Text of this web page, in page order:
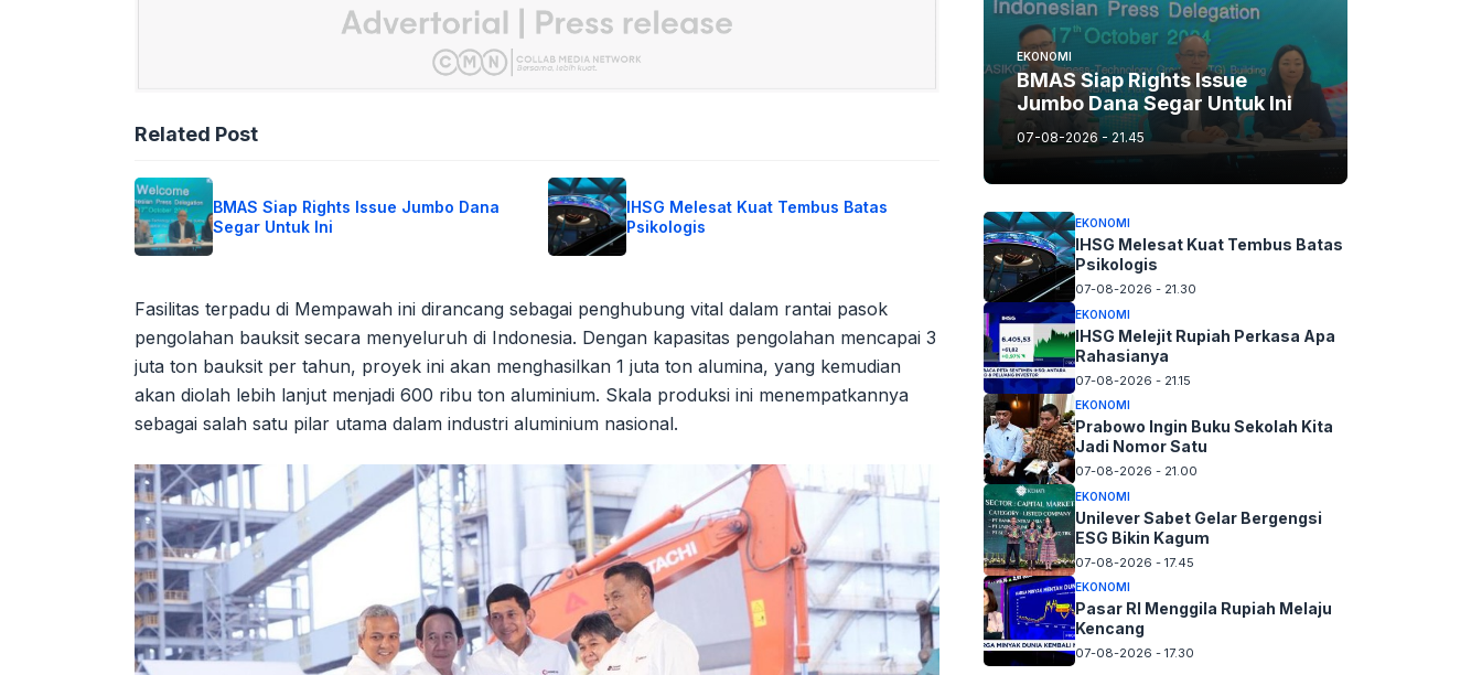
Related Post
BMAS Siap Rights Issue Jumbo Dana
Segar Untuk Ini
IHSG Melesat Kuat Tembus Batas
Psikologis
Fasilitas terpadu di Mempawah ini dirancang sebagai penghubung vital dalam rantai pasok
pengolahan bauksit secara menyeluruh di Indonesia. Dengan kapasitas pengolahan mencapai 3
juta ton bauksit per tahun, proyek ini akan menghasilkan 1 juta ton alumina, yang kemudian
akan diolah lebih lanjut menjadi 600 ribu ton aluminium. Skala produksi ini menempatkannya
sebagai salah satu pilar utama dalam industri aluminium nasional.
EKONOMI
BMAS Siap Rights Issue
Jumbo Dana Segar Untuk Ini
07-08-2026 - 21.45
EKONOMI
IHSG Melesat Kuat Tembus Batas
Psikologis
07-08-2026 - 21.30
EKONOMI
IHSG Melejit Rupiah Perkasa Apa
Rahasianya
07-08-2026 - 21.15
EKONOMI
Prabowo Ingin Buku Sekolah Kita
Jadi Nomor Satu
07-08-2026 - 21.00
EKONOMI
Unilever Sabet Gelar Bergengsi
ESG Bikin Kagum
07-08-2026 - 17.45
EKONOMI
Pasar RI Menggila Rupiah Melaju
Kencang
07-08-2026 - 17.30